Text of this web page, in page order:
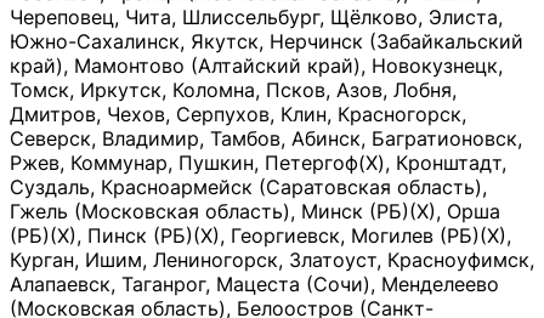
Череповец, Чита, Шлиссельбург, Щёлково, Элиста,
Южно-Сахалинск, Якутск, Нерчинск (Забайкальский
край), Мамонтово (Алтайский край), Новокузнецк,
Томск, Иркутск, Коломна, Псков, Азов, Лобня,
Дмитров, Чехов, Серпухов, Клин, Красногорск,
Северск, Владимир, Тамбов, Абинск, Багратионовск,
Ржев, Коммунар, Пушкин, Петергоф(Х), Кронштадт,
Суздаль, Красноармейск (Саратовская область),
Гжель (Московская область), Минск (РБ)(Х), Орша
(РБ)(Х), Пинск (РБ)(Х), Георгиевск, Могилев (РБ)(Х),
Курган, Ишим, Лениногорск, Златоуст, Красноуфимск,
Алапаевск, Таганрог, Мацеста (Сочи), Менделеево
(Московская область), Белоостров (Санкт-